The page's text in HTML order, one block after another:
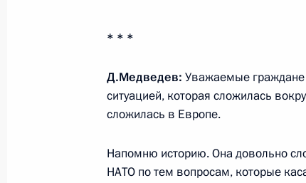
26 апреля 2012 года, четверг
26 апреля 2012 года, 14:00
* * *
Д.Медведев: Уважаемые
ситуацией, которая сложилась
сложилась в Европе.
Напомню историю. Она довольно
НАТО по тем вопросам, которые